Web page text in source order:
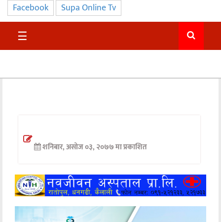
प्रमुख
समाचार
सुदुर
अन्तर्वार्ता
खेलकुद
मनोरञ्जन
अन्य
Facebook Supa Online Tv
☰
शनिबार, असोज ०३, २०७७ मा प्रकाशित